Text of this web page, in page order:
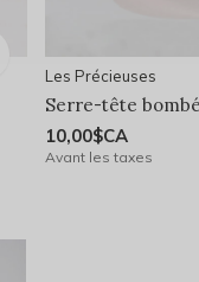
Les Précieuses
Serre-tête
10,00$CA
Avant les taxes